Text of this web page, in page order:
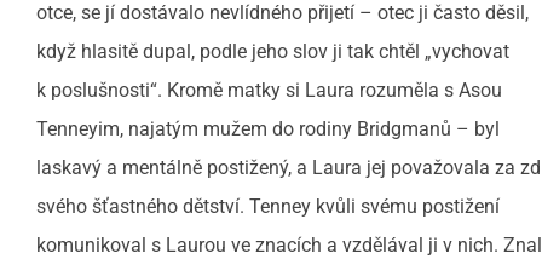
otce, se jí dostávalo nevlídného přijetí – otec ji často děsil,
když hlasitě dupal, podle jeho slov ji tak chtěl „vychovat
k poslušnosti“. Kromě matky si Laura rozuměla s Asou
Tenneyim, najatým mužem do rodiny Bridgmanů – byl
laskavý a mentálně postižený, a Laura jej považovala za
svého šťastného dětství. Tenney kvůli svému postižení
komunikoval s Laurou ve znacích a vzdělával ji v nich. Znal